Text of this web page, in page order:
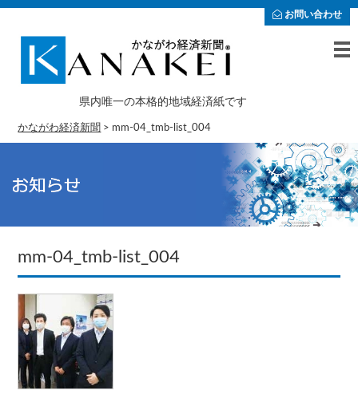
お問い合わせ
県内唯一の本格的地域経済紙です
かながわ経済新聞 > mm-04_tmb-list_004
mm-04_tmb-list_004